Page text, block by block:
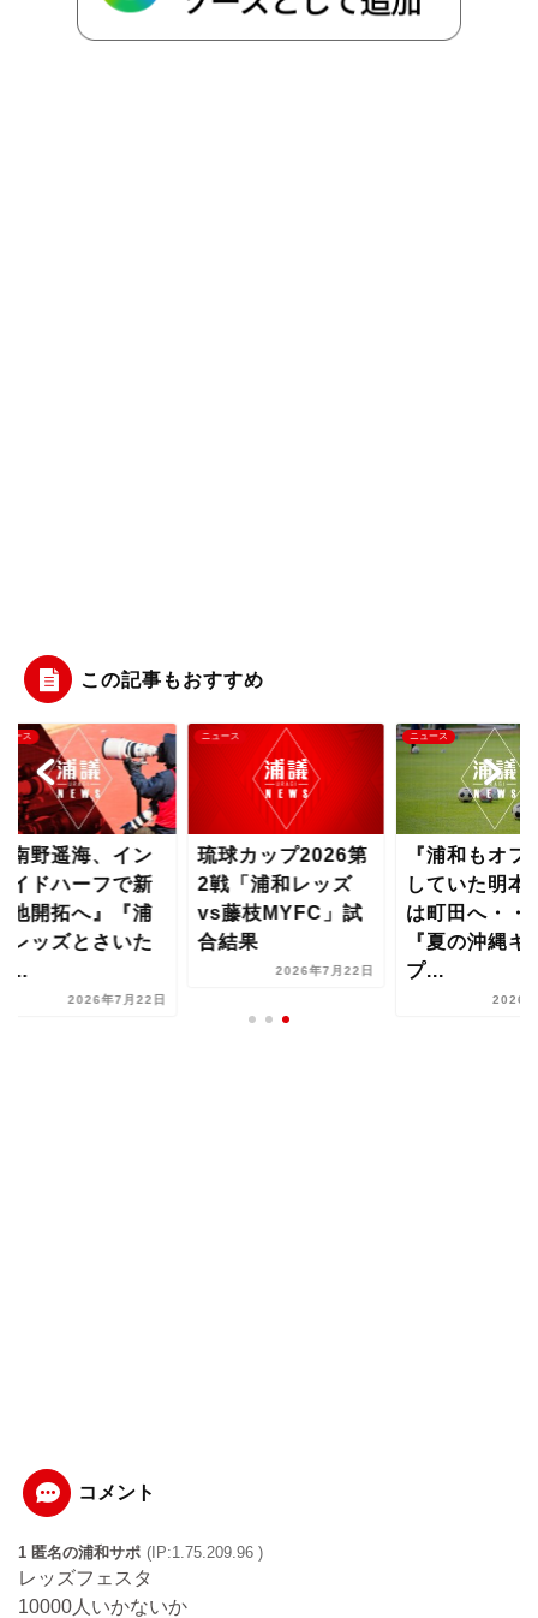
この記事もおすすめ
野遥海、イン
ドハーフで新
開拓へ』『浦
ッズとさいた
2026年7月22日
ニュース
琉球カップ2026第
2戦「浦和レッズ
vs藤枝MYFC」試
合結果
2026年7月22日
ニュース
『浦和もオファ
していた明本考
は町田へ・・・
『夏の沖縄キャ
プ...
2026年7
コメント
1 匿名の浦和サポ (IP:1.75.209.96 )
レッズフェスタ
10000人いかないか